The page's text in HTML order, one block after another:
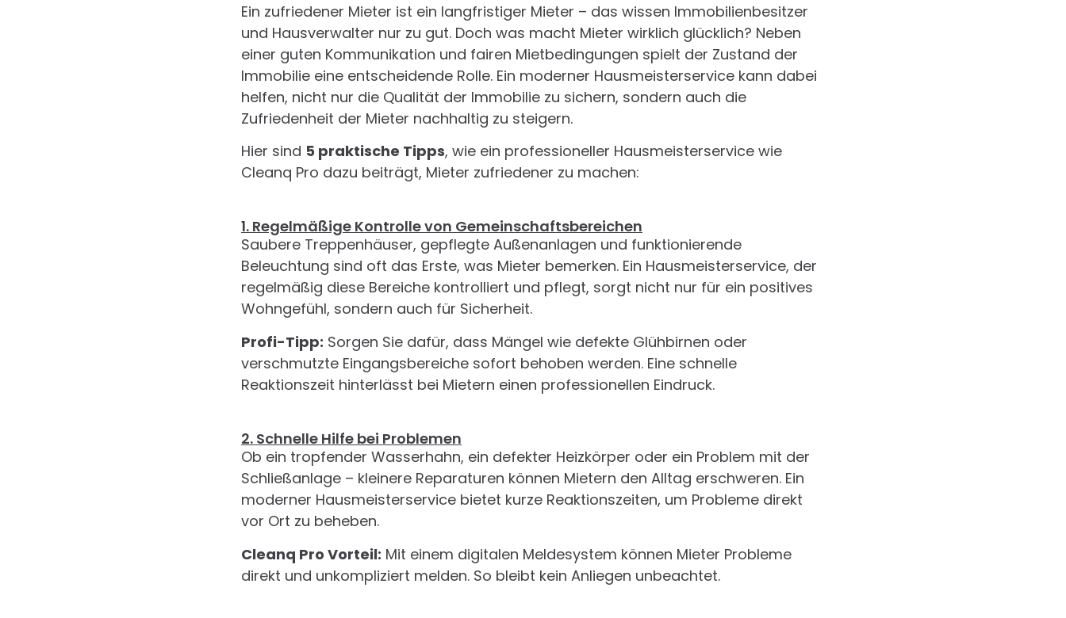
Ein zufriedener Mieter ist ein langfristiger Mieter – das wissen Immobilienbesitzer
und Hausverwalter nur zu gut. Doch was macht Mieter wirklich glücklich? Neben
einer guten Kommunikation und fairen Mietbedingungen spielt der Zustand der
Immobilie eine entscheidende Rolle. Ein moderner Hausmeisterservice kann dabei
helfen, nicht nur die Qualität der Immobilie zu sichern, sondern auch die
Zufriedenheit der Mieter nachhaltig zu steigern.
Hier sind 5 praktische Tipps, wie ein professioneller Hausmeisterservice wie
Cleanq Pro dazu beiträgt, Mieter zufriedener zu machen:
1. Regelmäßige Kontrolle von Gemeinschaftsbereichen
Saubere Treppenhäuser, gepflegte Außenanlagen und funktionierende
Beleuchtung sind oft das Erste, was Mieter bemerken. Ein Hausmeisterservice, der
regelmäßig diese Bereiche kontrolliert und pflegt, sorgt nicht nur für ein positives
Wohngefühl, sondern auch für Sicherheit.
Profi-Tipp: Sorgen Sie dafür, dass Mängel wie defekte Glühbirnen oder
verschmutzte Eingangsbereiche sofort behoben werden. Eine schnelle
Reaktionszeit hinterlässt bei Mietern einen professionellen Eindruck.
2. Schnelle Hilfe bei Problemen
Ob ein tropfender Wasserhahn, ein defekter Heizkörper oder ein Problem mit der
Schließanlage – kleinere Reparaturen können Mietern den Alltag erschweren. Ein
moderner Hausmeisterservice bietet kurze Reaktionszeiten, um Probleme direkt
vor Ort zu beheben.
Cleanq Pro Vorteil: Mit einem digitalen Meldesystem können Mieter Probleme
direkt und unkompliziert melden. So bleibt kein Anliegen unbeachtet.